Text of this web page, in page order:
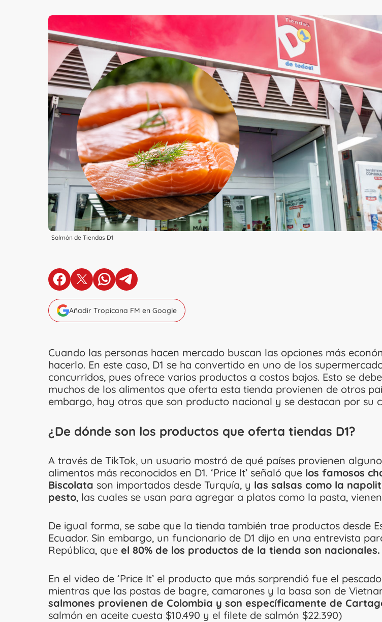
Salmón de Tiendas D1
en Facebook
en X en Whatsapp
en Telegram
Añadir Tropicana FM en Google
Cuando las personas hacen mercado buscan las opciones más
hacerlo. En este caso, D1 se ha convertido en uno de los
concurridos, pues ofrece varios productos a costos bajos. Esto se
muchos de los alimentos que oferta esta tienda provienen de otros
embargo, hay otros que son producto nacional y se destacan por su
¿De dónde son los productos que oferta tiendas D1?
A través de TikTok, un usuario mostró de qué países provienen
alimentos más reconocidos en D1. ‘Price It’ señaló que los famosos
Biscolata son importados desde Turquía, y las salsas como la
pesto, las cuales se usan para agregar a platos como la pasta,
De igual forma, se sabe que la tienda también trae productos desde
Ecuador. Sin embargo, un funcionario de D1 dijo en una entrevista
República, que el 80% de los productos de la tienda son nacionales.
En el video de ‘Price It’ el producto que más sorprendió fue el
mientras que las postas de bagre, camarones y la basa son de
salmones provienen de Colombia y son específicamente de
salmón en aceite cuesta $10.490 y el filete de salmón $22.390)